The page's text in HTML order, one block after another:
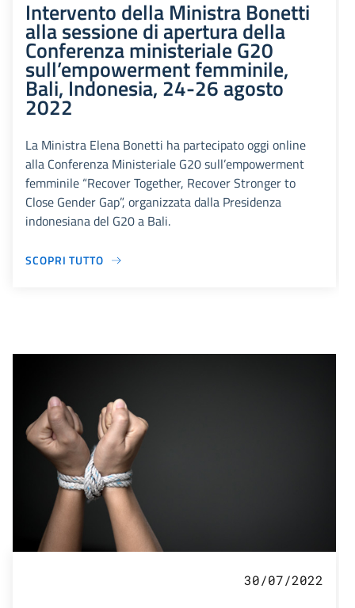
Intervento della Ministra Bonetti
alla sessione di apertura della
Conferenza ministeriale G20
sull’empowerment femminile,
Bali, Indonesia, 24-26 agosto
2022
La Ministra Elena Bonetti ha partecipato oggi online
alla Conferenza Ministeriale G20 sull’empowerment
femminile “Recover Together, Recover Stronger to
Close Gender Gap”, organizzata dalla Presidenza
indonesiana del G20 a Bali.
SCOPRI TUTTO
30/07/2022